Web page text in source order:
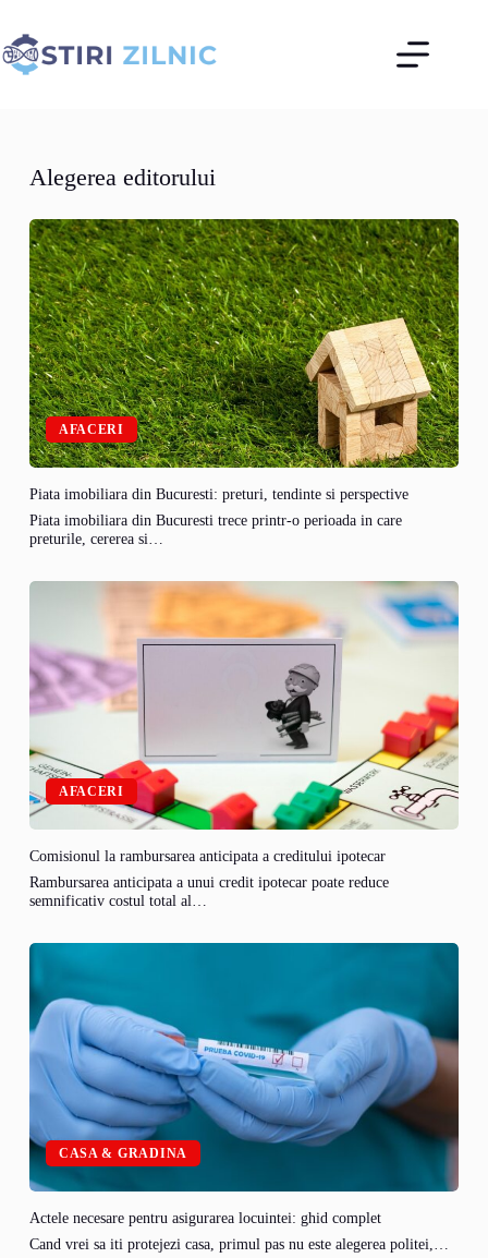
conținut
Alegerea editorului
AFACERI
Piata imobiliara din Bucuresti: preturi, tendinte si perspective
Piata imobiliara din Bucuresti trece printr-o perioada in care
preturile, cererea si…
AFACERI
Comisionul la rambursarea anticipata a creditului ipotecar
Rambursarea anticipata a unui credit ipotecar poate reduce
semnificativ costul total al…
CASA & GRADINA
Actele necesare pentru asigurarea locuintei: ghid complet
Cand vrei sa iti protejezi casa, primul pas nu este alegerea politei,…